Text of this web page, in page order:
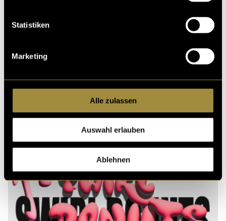
Statistiken
Marketing
Alle zulassen
Auswahl erlauben
Ablehnen